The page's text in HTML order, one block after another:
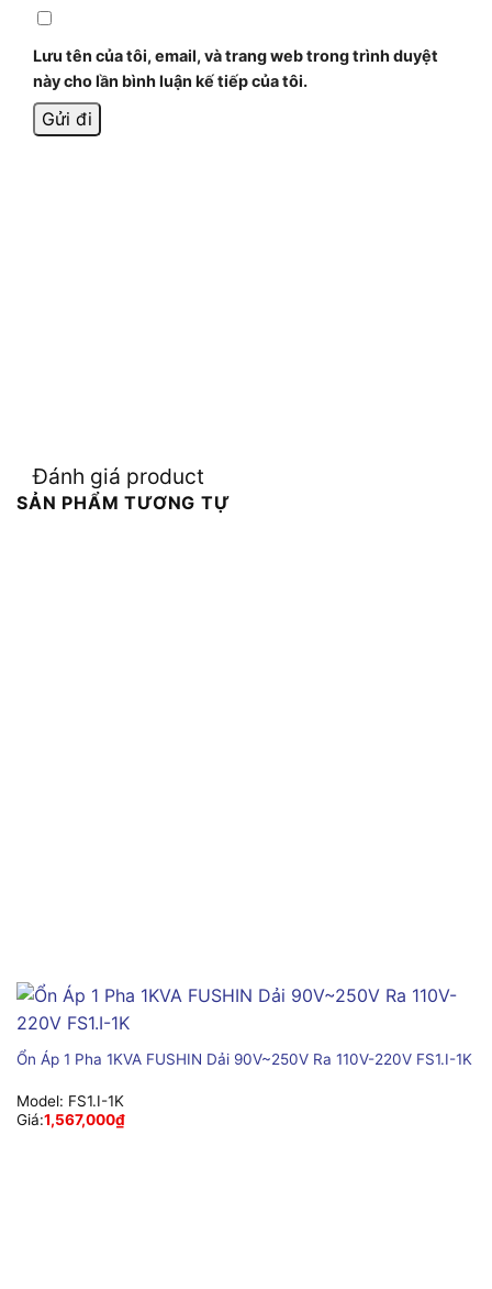
Lưu tên của tôi, email, và trang web trong trình duyệt
này cho lần bình luận kế tiếp của tôi.
Đánh giá product
SẢN PHẨM TƯƠNG TỰ
Ổn Áp 1 Pha 1KVA FUSHIN Dải 90V~250V Ra 110V-220V FS1.I-1K
Model: FS1.I-1K
Giá:1,567,000₫